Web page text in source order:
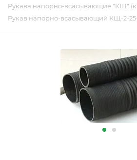
Рукава напорно-всасывающие "КЩ"
Рукав напорно-всасывающий КЩ-2-